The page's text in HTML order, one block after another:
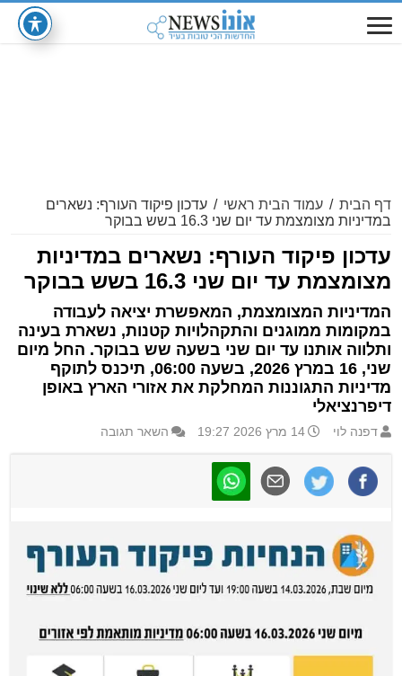
דף הבית / עמוד הבית ראשי / עדכון פיקוד העורף: נשארים
במדיניות מצומצמת עד יום שני 16.3 בשש בבוקר
עדכון פיקוד העורף: נשארים במדיניות
מצומצמת עד יום שני 16.3 בשש בבוקר
המדיניות המצומצמת, המאפשרת יציאה לעבודה
במקומות ממוגנים והתקהלויות קטנות, נשארת בעינה
ותלווה אותנו עד יום שני בשעה שש בבוקר. החל מיום
שני, 16 במרץ 2026, בשעה 06:00, תיכנס לתוקף
מדיניות התגוננות המחלקת את אזורי הארץ באופן
דיפרנציאלי
דפנה לוי 14 מרץ 2026 19:27 השאר תגובה